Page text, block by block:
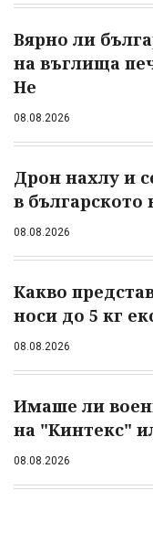
Вярно ли
на въглища
Не
08.08.2026
Дрон нахлу и
в българското
08.08.2026
Какво
носи до 5 кг
08.08.2026
Имаше ли
на "Кинтекс"
08.08.2026